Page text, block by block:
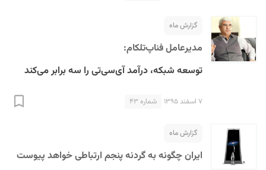
گزارش ماه
مدیرعامل فناپ‌تلکام:
توسعه شبکه، درآمد آی‌سی‌تی را سه برابر می‌کند
۷ اسفند ۱۳۹۵ شماره ۴۳
گزارش ماه
ایران چگونه به گردنه پنجم ارتباطی خواهد پیوست